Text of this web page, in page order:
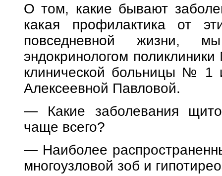
О том, какие бывают
какая профилактика от
повседневной жизни,
эндокринологом
клинической больницы № 1
Алексеевной Павловой.
— Какие заболевания
чаще всего?
— Наиболее
многоузловой зоб и